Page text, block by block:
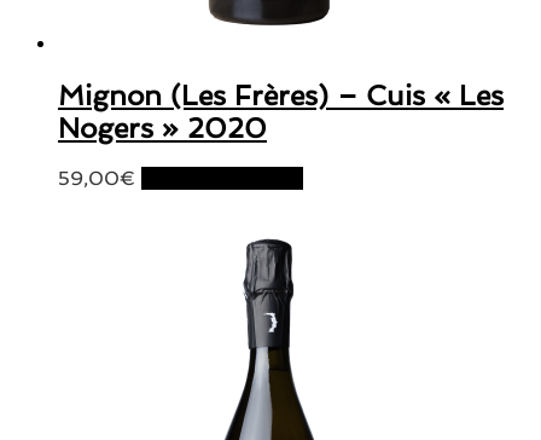
Mignon (Les Frères) – Cuis « Les
Nogers » 2020
59,00€